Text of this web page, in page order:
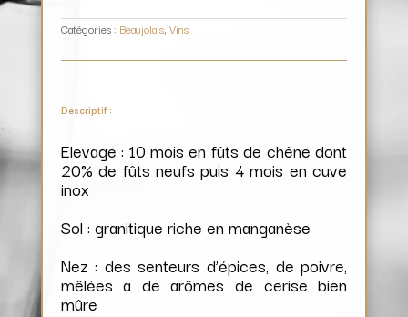
Catégories : Beaujolais, Vins
Descriptif :
Elevage : 10 mois en fûts de chêne dont
20% de fûts neufs puis 4 mois en cuve
inox
Sol : granitique riche en manganèse
Nez : des senteurs d’épices, de poivre,
mêlées à de arômes de cerise bien
mûre